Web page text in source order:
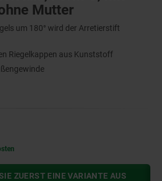
Mutter
um 180° wird der Arretierstift
Riegelkappen aus Kunststoff
ZUERST EINE VARIANTE AUS